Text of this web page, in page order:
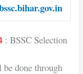
: BSSC Selection
done through